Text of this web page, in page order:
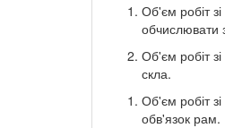
Об'єм робіт
обчислювати
Об'єм робіт
скла.
Об'єм робіт
обв'язок рам.